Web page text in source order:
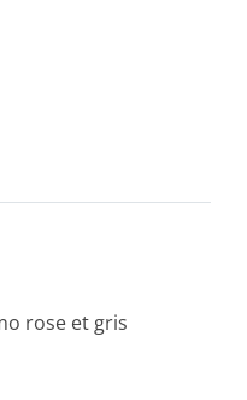
rose et gris